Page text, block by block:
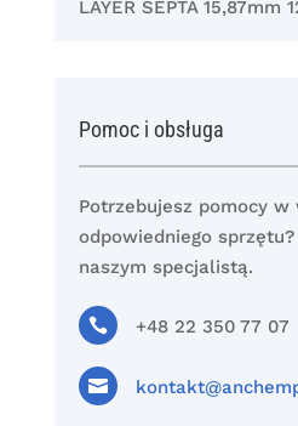
LAYER SEPTA 15,87mm
Pomoc i obsługa
Potrzebujesz pomocy w
odpowiedniego
naszym specjalistą.
 +48 22 350 77 07
